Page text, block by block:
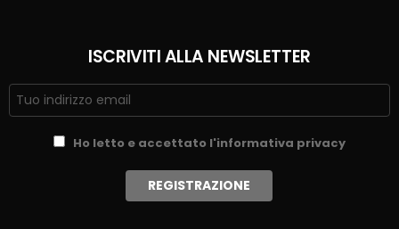
ISCRIVITI ALLA NEWSLETTER
Ho letto e accettato l'informativa privacy